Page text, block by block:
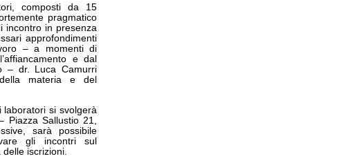
composti da 15
pragmatico
incontro in presenza
approfondimenti
– a momenti di
e dal
– dr. Luca Camurri
materia e del
laboratori si svolgerà
Sallustio 21,
sarà possibile
gli incontri sul
iscrizioni.